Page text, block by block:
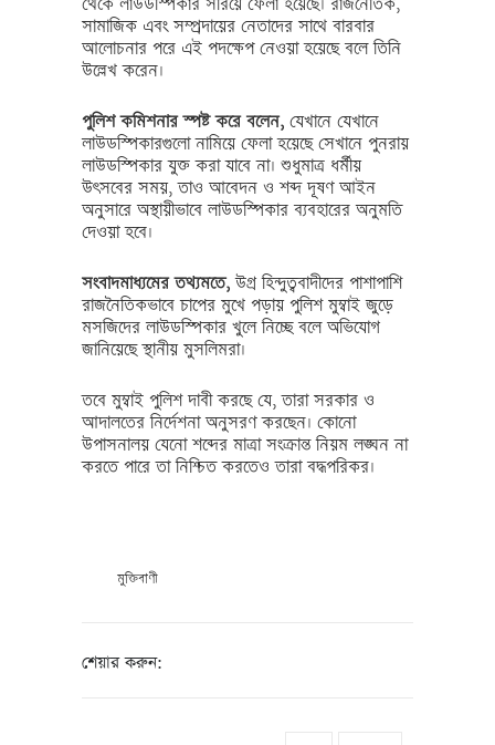
থেকে লাউডস্পিকার সরিয়ে ফেলা হয়েছে। রাজনৈতিক,
সামাজিক এবং সম্প্রদায়ের নেতাদের সাথে বারবার
আলোচনার পরে এই পদক্ষেপ নেওয়া হয়েছে বলে তিনি
উল্লেখ করেন।
পুলিশ কমিশনার স্পষ্ট করে বলেন, যেখানে যেখানে
লাউডস্পিকারগুলো নামিয়ে ফেলা হয়েছে সেখানে পুনরায়
লাউডস্পিকার যুক্ত করা যাবে না। শুধুমাত্র ধর্মীয়
উৎসবের সময়, তাও আবেদন ও শব্দ দূষণ আইন
অনুসারে অস্থায়ীভাবে লাউডস্পিকার ব্যবহারের অনুমতি
দেওয়া হবে।
সংবাদমাধ্যমের তথ্যমতে, উগ্র হিন্দুত্ববাদীদের পাশাপাশি
রাজনৈতিকভাবে চাপের মুখে পড়ায় পুলিশ মুম্বাই জুড়ে
মসজিদের লাউডস্পিকার খুলে নিচ্ছে বলে অভিযোগ
জানিয়েছে স্থানীয় মুসলিমরা।
তবে মুম্বাই পুলিশ দাবী করছে যে, তারা সরকার ও
আদালতের নির্দেশনা অনুসরণ করছেন। কোনো
উপাসনালয় যেনো শব্দের মাত্রা সংক্রান্ত নিয়ম লঙ্ঘন না
করতে পারে তা নিশ্চিত করতেও তারা বদ্ধপরিকর।
মুক্তিবাণী
শেয়ার করুন: